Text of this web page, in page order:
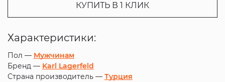
КУПИТЬ В 1 КЛИК
Характеристики:
Пол — Мужчинам
Бренд — Karl Lagerfeld
Страна производитель — Турция